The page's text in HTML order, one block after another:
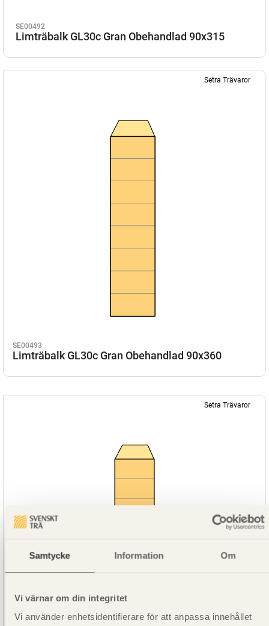
Samtycke Information Om
Vi värnar om din integritet
Vi använder enhetsidentifierare för att anpassa innehållet
SE00492
Limträbalk GL30c Gran Obehandlad 90x315
Setra Trävaror
SE00493
Limträbalk GL30c Gran Obehandlad 90x360
Setra Trävaror